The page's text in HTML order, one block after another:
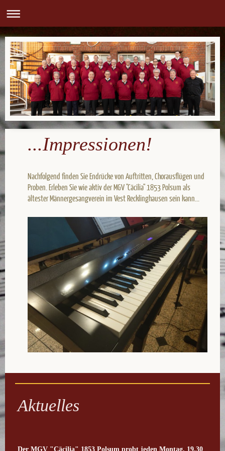
...Impressionen!
Nachfolgend finden Sie Endrücke von Auftritten, Chorausflügen und
Proben. Erleben Sie wie aktiv der MGV "Cäcilia" 1853 Polsum als
ältester Männergesangverein im Vest Recklinghausen sein kann...
Aktuelles
Der MGV "Cäcilia" 1853 Polsum probt jeden Montag, 19.30